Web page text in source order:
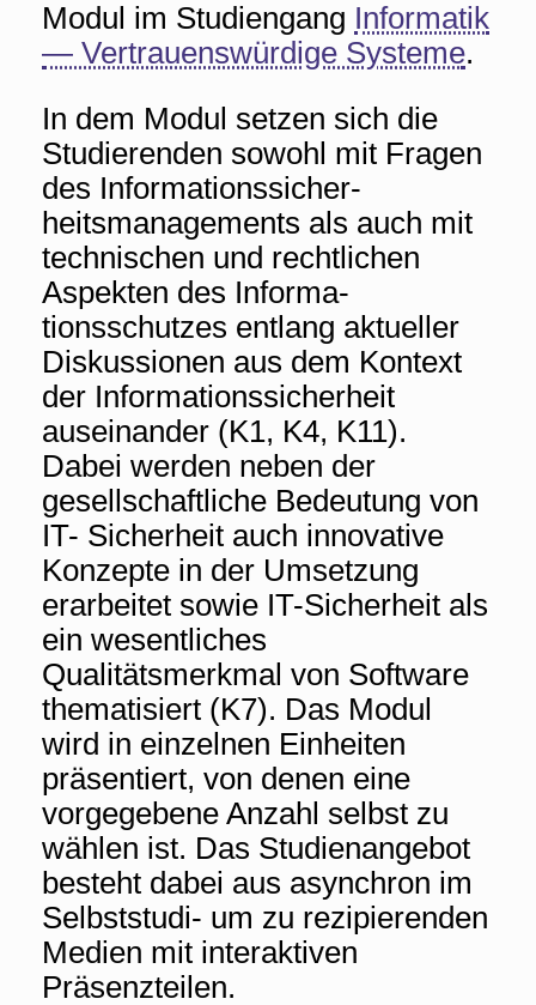
Modul im Studiengang Informatik
— Vertrauenswürdige Systeme.
In dem Modul setzen sich die
Studierenden sowohl mit Fragen
des Informationssicher-
heitsmanagements als auch mit
technischen und rechtlichen
Aspekten des Informa-
tionsschutzes entlang aktueller
Diskussionen aus dem Kontext
der Informationssicherheit
auseinander (K1, K4, K11).
Dabei werden neben der
gesellschaftliche Bedeutung von
IT- Sicherheit auch innovative
Konzepte in der Umsetzung
erarbeitet sowie IT-Sicherheit als
ein wesentliches
Qualitätsmerkmal von Software
thematisiert (K7). Das Modul
wird in einzelnen Einheiten
präsentiert, von denen eine
vorgegebene Anzahl selbst zu
wählen ist. Das Studienangebot
besteht dabei aus asynchron im
Selbststudi- um zu rezipierenden
Medien mit interaktiven
Präsenzteilen.